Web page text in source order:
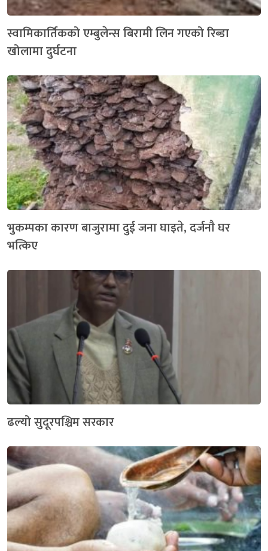
स्वामिकार्तिकको एम्बुलेन्स बिरामी लिन गएको रिब्डा
खोलामा दुर्घटना
भुकम्पका कारण बाजुरामा दुई जना घाइते, दर्जनाै घर
भत्किए
ढल्यो सुदूरपश्चिम सरकार